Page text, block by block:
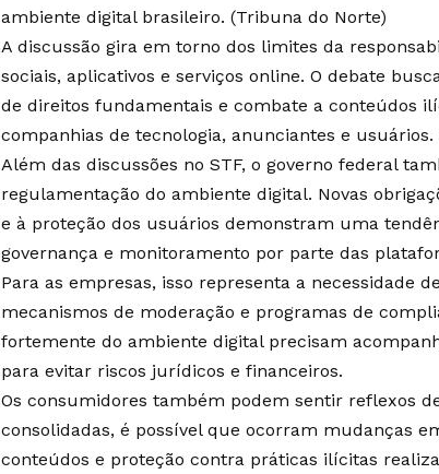
ambiente digital brasileiro. (Tribuna do Norte)
A discussão gira em torno dos limites da
sociais, aplicativos e serviços online. O debate
de direitos fundamentais e combate a conteúdos
companhias de tecnologia, anunciantes e usuários.
Além das discussões no STF, o governo federal
regulamentação do ambiente digital. Novas
e à proteção dos usuários demonstram uma
governança e monitoramento por parte das
Para as empresas, isso representa a necessidade
mecanismos de moderação e programas de
fortemente do ambiente digital precisam
para evitar riscos jurídicos e financeiros.
Os consumidores também podem sentir reflexos
consolidadas, é possível que ocorram mudanças
conteúdos e proteção contra práticas ilícitas